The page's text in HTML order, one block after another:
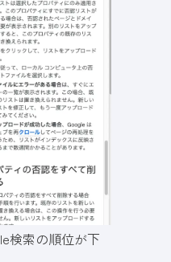
検索の順位が下